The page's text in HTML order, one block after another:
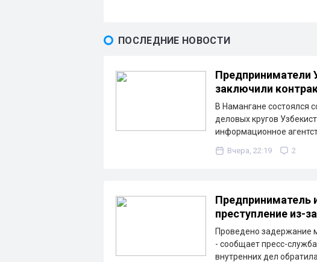
ПОСЛЕДНИЕ НОВОСТИ
Предприниматели
заключили
В Намангане состоялся
деловых кругов
информационное
Вчера, 22:19 2
Предприниматель
преступление из-
Проведено задержание
- сообщает пресс-
внутренних дел